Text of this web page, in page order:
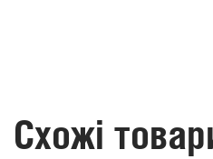
Схожі